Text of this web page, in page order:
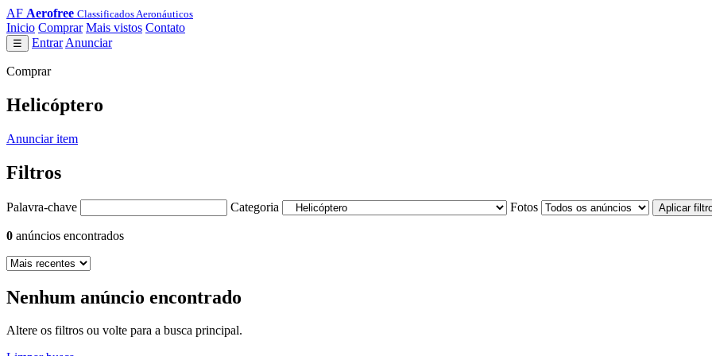
AF Aerofree Classificados Aeronáuticos
Inicio Comprar Mais vistos Contato
☰ Entrar Anunciar
Comprar
Helicóptero
Anunciar item
Filtros
Palavra-chave Categoria Fotos Aplicar
0 anúncios encontrados
Nenhum anúncio encontrado
Altere os filtros ou volte para a busca principal.